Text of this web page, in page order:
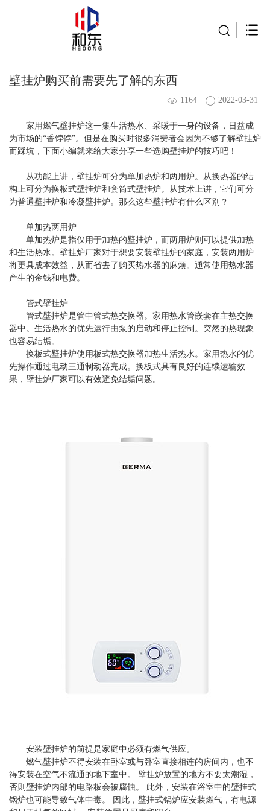
壁挂炉购买前需要先了解的东西
1164 2022-03-31
家用燃气壁挂炉这一集生活热水、采暖于一身的设备，日益成
为市场的“香饽饽”。但是在购买时很多消费者会因为不够了解壁挂炉
而踩坑，下面小编就来给大家分享一些选购壁挂炉的技巧吧！
从功能上讲，壁挂炉可分为单加热炉和两用炉。从换热器的结
构上可分为换板式壁挂炉和套筒式壁挂炉。从技术上讲，它们可分
为普通壁挂炉和冷凝壁挂炉。那么这些壁挂炉有什么区别？
单加热两用炉
单加热炉是指仅用于加热的壁挂炉，而两用炉则可以提供加热
和生活热水。壁挂炉厂家对于想要安装壁挂炉的家庭，安装两用炉
将更具成本效益，从而省去了购买热水器的麻烦。通常使用热水器
产生的金钱和电费。
管式壁挂炉
管式壁挂炉是管中管式热交换器。家用热水管嵌套在主热交换
器中。生活热水的优先运行由泵的启动和停止控制。突然的热现象
也容易结垢。
换板式壁挂炉使用板式热交换器加热生活热水。家用热水的优
先操作通过电动三通制动器完成。换板式具有良好的连续运输效
果，壁挂炉厂家可以有效避免结垢问题。
安装壁挂炉的前提是家庭中必须有燃气供应。
燃气壁挂炉不得安装在卧室或与卧室直接相连的房间内，也不
得安装在空气不流通的地下室中。 壁挂炉放置的地方不要太潮湿，
否则壁挂炉内部的电路板会被腐蚀。 此外，安装在浴室中的壁挂式
锅炉也可能导致气体中毒。 因此，壁挂式锅炉应安装燃气，有电源